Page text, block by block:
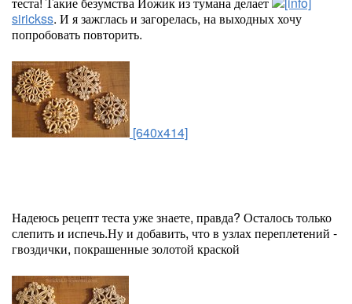
sirickss. И я зажглась и загорелась, на выходных хочу
попробовать повторить.
[640x414]
Надеюсь рецепт теста уже знаете, правда? Осталось только
слепить и испечь.Ну и добавить, что в узлах переплетений -
гвоздички, покрашенные золотой краской